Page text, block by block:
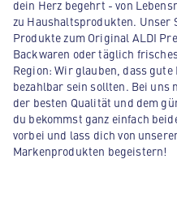
dein Herz begehrt - von
zu Haushaltsprodukten. Unser
Produkte zum Original ALDI
Backwaren oder täglich
Region: Wir glauben, dass
bezahlbar sein sollten. Bei uns
der besten Qualität und dem
du bekommst ganz einfach
vorbei und lass dich von
Markenprodukten begeistern!